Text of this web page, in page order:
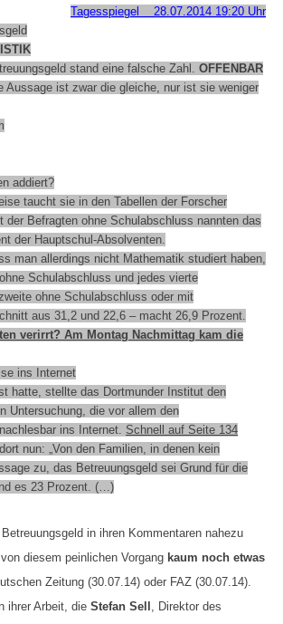
Tagesspiegel 28.07.2014 19:20 Uhr
stand eine falsche Zahl. OFFENBAR
Aussage ist zwar die gleiche, nur ist sie weniger
addiert?
taucht sie in den Tabellen der Forscher
Befragten ohne Schulabschluss nannten das
der Hauptschul-Absolventen.
man allerdings nicht Mathematik studiert haben,
Schulabschluss und jedes vierte
ohne Schulabschluss oder mit
aus 31,2 und 22,6 – macht 26,9 Prozent.
verirrt? Am Montag Nachmittag kam die
ins Internet
hatte, stellte das Dortmunder Institut den
Untersuchung, die vor allem den
ins Internet. Schnell auf Seite 134
nun: „Von den Familien, in denen kein
zu, das Betreuungsgeld sei Grund für die
es 23 Prozent. (…)
in ihren Kommentaren nahezu
diesem peinlichen Vorgang kaum noch etwas
Zeitung (30.07.14) oder FAZ (30.07.14).
ihrer Arbeit, die Stefan Sell , Direktor des